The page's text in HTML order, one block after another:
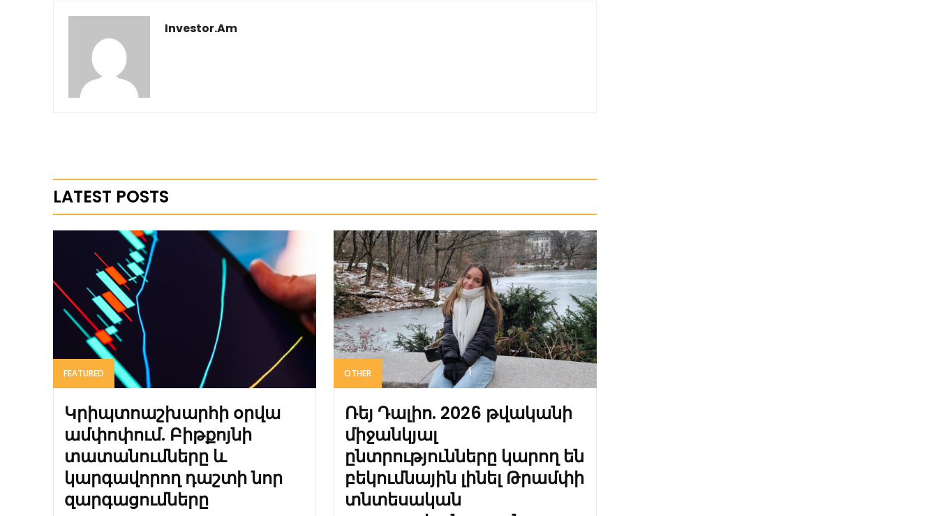
Investor.am
LATEST POSTS
FEATURED
Կրիպտոաշխարհի օրվա
ամփոփում. Բիթքոյնի
տատանումները և
կարգավորող դաշտի նոր
զարգացումները
OTHER
Ռեյ Դալիո. 2026 թվականի
միջանկյալ
ընտրությունները կարող են
բեկումնային լինել Թրամփի
տնտեսական